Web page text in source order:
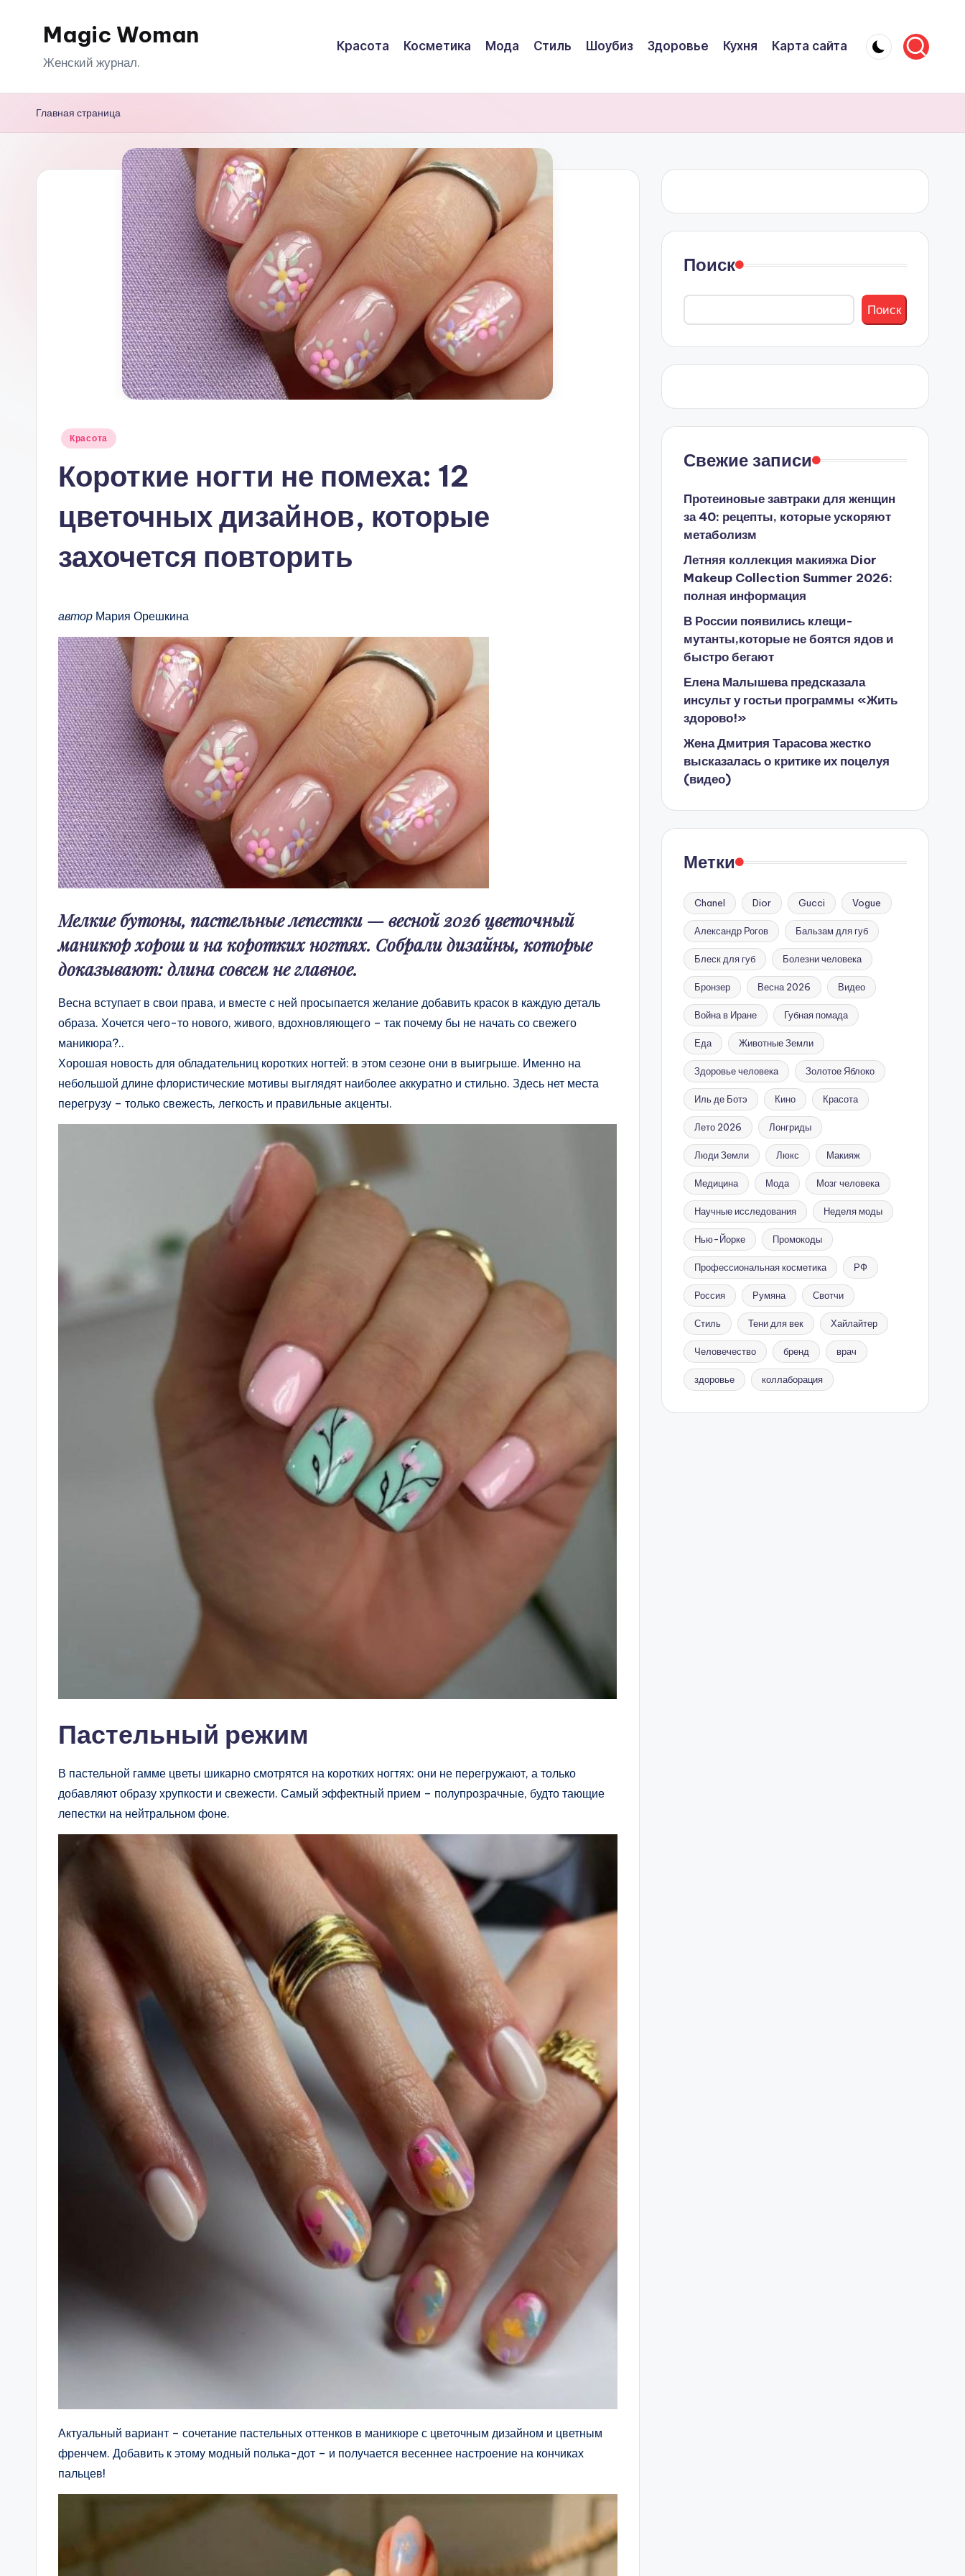
Magic Woman
Женский журнал.
Красота Косметика Мода Стиль Шоубиз Здоровье Кухня Карта сайта
Главная страница
Опубликовано
Красота
Короткие ногти не помеха: 12
цветочных дизайнов, которые
захочется повторить
автор Мария Орешкина
Мелкие бутоны, пастельные лепестки — весной 2026 цветочный
маникюр хорош и на коротких ногтях. Собрали дизайны, которые
доказывают: длина совсем не главное.
Весна вступает в свои права, и вместе с ней просыпается желание добавить красок в каждую деталь
образа. Хочется чего-то нового, живого, вдохновляющего – так почему бы не начать со свежего
маникюра?..
Хорошая новость для обладательниц коротких ногтей: в этом сезоне они в выигрыше. Именно на
небольшой длине флористические мотивы выглядят наиболее аккуратно и стильно. Здесь нет места
перегрузу – только свежесть, легкость и правильные акценты.
Пастельный режим
В пастельной гамме цветы шикарно смотрятся на коротких ногтях: они не перегружают, а только
добавляют образу хрупкости и свежести. Самый эффектный прием – полупрозрачные, будто тающие
лепестки на нейтральном фоне.
Актуальный вариант – сочетание пастельных оттенков в маникюре с цветочным дизайном и цветным
френчем. Добавить к этому модный полька-дот – и получается весеннее настроение на кончиках
пальцев!
Поиск
Поиск
Свежие записи
Протеиновые завтраки для женщин
за 40: рецепты, которые ускоряют
метаболизм
Летняя коллекция макияжа Dior
Makeup Collection Summer 2026:
полная информация
В России появились клещи-
мутанты,которые не боятся ядов и
быстро бегают
Елена Малышева предсказала
инсульт у гостьи программы «Жить
здорово!»
Жена Дмитрия Тарасова жестко
высказалась о критике их поцелуя
(видео)
Метки
Chanel Dior Gucci Vogue
Александр Рогов Бальзам для губ
Блеск для губ Болезни человека
Бронзер Весна 2026 Видео
Война в Иране Губная помада
Еда Животные Земли
Здоровье человека Золотое Яблоко
Иль де Ботэ Кино Красота
Лето 2026 Лонгриды
Люди Земли Люкс Макияж
Медицина Мода Мозг человека
Научные исследования Неделя моды
Нью-Йорке Промокоды
Профессиональная косметика РФ
Россия Румяна Свотчи
Стиль Тени для век Хайлайтер
Человечество бренд врач
здоровье коллаборация